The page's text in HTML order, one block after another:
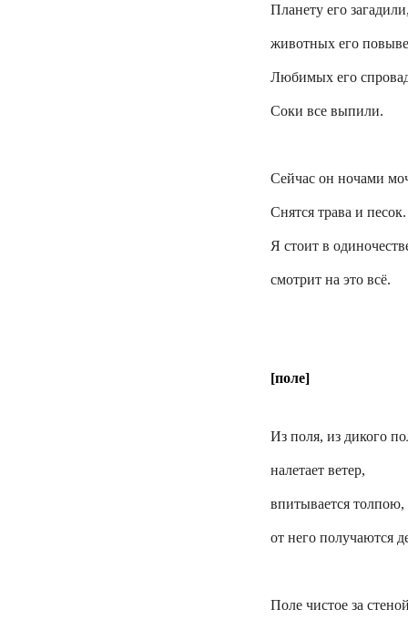
Планету его загадили,
животных его
Любимых его
Соки все выпили.
Сейчас он ночами
Снятся трава и песок.
Я стоит в
смотрит на это всё.
[поле]
Из поля, из дикого
налетает ветер,
впитывается толпою,
от него получаются
Поле чистое за